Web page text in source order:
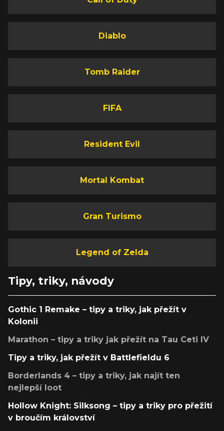
Diablo
Tomb Raider
FIFA
Resident Evil
Mortal Kombat
Gran Turismo
Legend of Zelda
Tipy, triky, návody
Gothic 1 Remake – tipy a triky, jak přežít v
Kolonii
Marathon – tipy a triky jak přežít na Tau Ceti IV
Tipy a triky, jak přežít v Battlefieldu 6
Borderlands 4 – tipy a triky, jak najít ten
nejlepší loot
Hollow Knight: Silksong – tipy a triky pro přežití
v broučím království